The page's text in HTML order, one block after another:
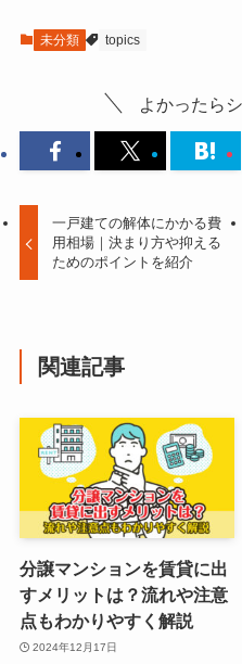
未分類 topics
よかったら
一戸建ての解体にかかる費
用相場｜決まり方や抑える
ためのポイントを紹介
関連記事
分譲マンションを賃貸に出
すメリットは？流れや注意
点もわかりやすく解説
2024年12月17日